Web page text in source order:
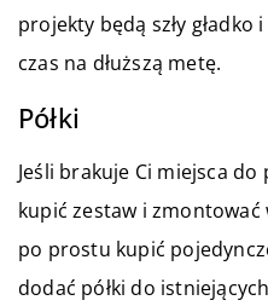
projekty będą szły gładko
czas na dłuższą metę.
Półki
Jeśli brakuje Ci miejsca
kupić zestaw i zmontować
po prostu kupić
dodać półki do